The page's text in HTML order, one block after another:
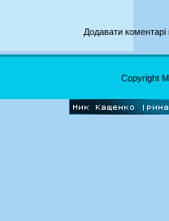
Додавати
Copyright